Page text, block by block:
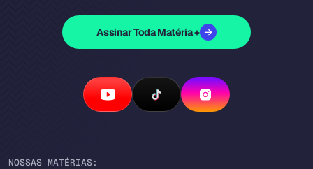
Assinar Toda Matéria +
NOSSAS MATÉRIAS: